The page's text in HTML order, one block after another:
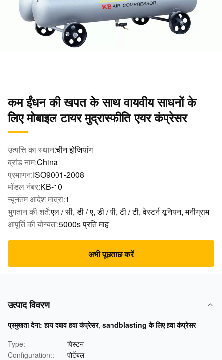
कम ईंधन की खपत के साथ वायवीय साधनों के
लिए मोबाइल टायर मुद्रास्फीति एयर कंप्रेसर
उत्पत्ति का स्थान:चीन झेजियांग
ब्रांड नाम:China
प्रमाणन:ISO9001-2008
मॉडल नंबर:KB-10
न्यूनतम आदेश मात्रा:1
भुगतान की शर्तें:एल / सी, डी / ए, डी / पी, टी / टी, वेस्टर्न यूनियन, मनीग्राम
आपूर्ति की योग्यता:5000s प्रति माह
अभी पूछताछ करें
उत्पाद विवरण
प्रमुखता देना: हाय दबाव हवा कंप्रेसर, sandblasting के लिए हवा कंप्रेसर
Type:
पिस्टन
Configuration::
पोर्टेबल